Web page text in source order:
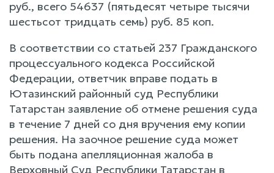
руб., всего 54637 (пятьдесят четыре тысячи
шестьсот тридцать семь) руб. 85 коп.
В соответствии со статьей 237 Гражданского
процессуального кодекса Российской
Федерации, ответчик вправе подать в
Ютазинский районный суд Республики
Татарстан заявление об отмене решения суда
в течение 7 дней со дня вручения ему копии
решения. На заочное решение суда может
быть подана апелляционная жалоба в
Верховный Суд Республики Татарстан в